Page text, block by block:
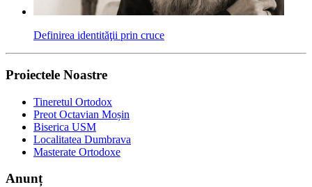
Definirea identităţii prin cruce
Proiectele Noastre
Tineretul Ortodox
Preot Octavian Moșin
Biserica USM
Localitatea Dumbrava
Masterate Ortodoxe
Anunț